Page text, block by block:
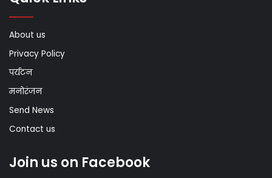
About us
Privacy Policy
पर्यटन
मनोरंजन
Send News
Contact us
Join us on Facebook